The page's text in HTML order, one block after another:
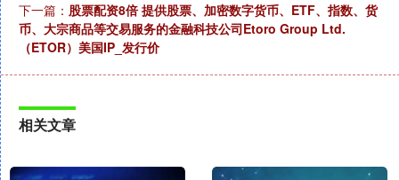
下一篇： 股票配资8倍 提供股票、加密数字货币、ETF、指数、货
币、大宗商品等交易服务的金融科技公司Etoro Group Ltd.
（ETOR）美国IP_发行价
相关文章